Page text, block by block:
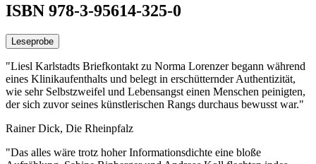
ISBN 978-3-95614-325-0
Leseprobe
"Liesl Karlstadts Briefkontakt zu Norma Lorenzer begann während
eines Klinikaufenthalts und belegt in erschütternder Authentizität,
wie sehr Selbstzweifel und Lebensangst einen Menschen peinigten,
der sich zuvor seines künstlerischen Rangs durchaus bewusst war."
Rainer Dick, Die Rheinpfalz
"Das alles wäre trotz hoher Informationsdichte eine bloße